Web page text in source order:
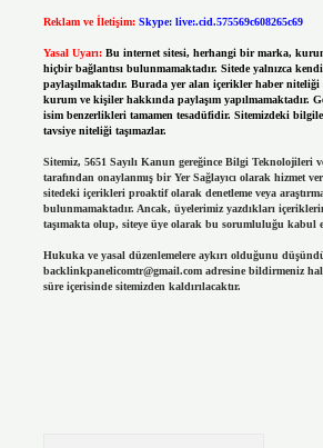
Reklam ve İletişim: Skype: live:.cid.575569c608265c69
Yasal Uyarı: Bu internet sitesi, herhangi bir marka,
hiçbir bağlantısı bulunmamaktadır. Sitede yalnızca kendi
paylaşılmaktadır. Burada yer alan içerikler haber niteliği
kurum ve kişiler hakkında paylaşım yapılmamaktadır.
isim benzerlikleri tamamen tesadüfidir. Sitemizdeki
tavsiye niteliği taşımazlar.
Sitemiz, 5651 Sayılı Kanun gereğince Bilgi
tarafından onaylanmış bir Yer Sağlayıcı olarak hizmet
sitedeki içerikleri proaktif olarak denetleme veya
bulunmamaktadır. Ancak, üyelerimiz yazdıkları
taşımakta olup, siteye üye olarak bu sorumluluğu kabul
Hukuka ve yasal düzenlemelere aykırı olduğunu
backlinkpanelicomtr@gmail.comadresine bildirmeniz
süre içerisinde sitemizden kaldırılacaktır.